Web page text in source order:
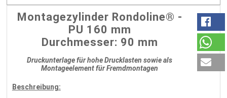
Montagezylinder Rondoline® -
PU 160 mm
Durchmesser: 90 mm
Druckunterlage für hohe Drucklasten sowie als
Montageelement für Fremdmontagen
Beschreibung: